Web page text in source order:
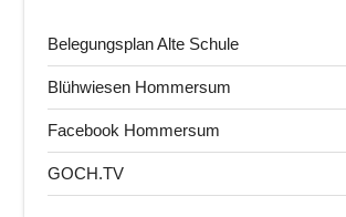
Belegungsplan Alte Schule
Blühwiesen Hommersum
Facebook Hommersum
GOCH.TV